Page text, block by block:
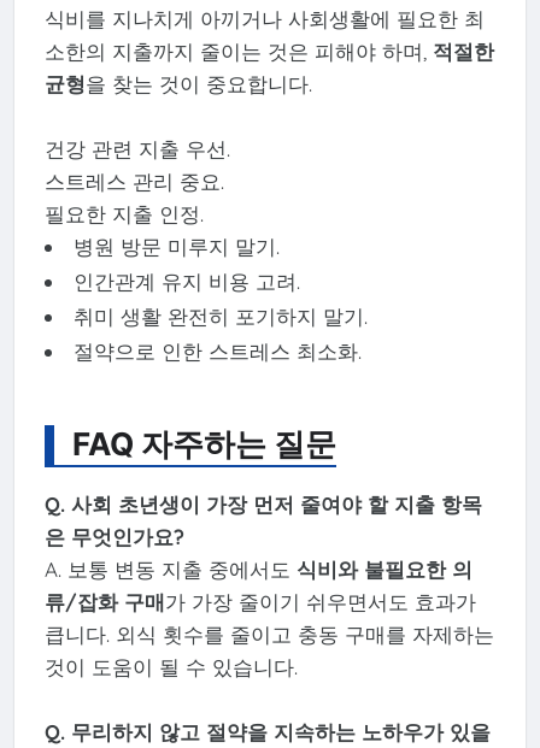
식비를 지나치게 아끼거나 사회생활에 필요한 최
소한의 지출까지 줄이는 것은 피해야 하며, 적절한
균형을 찾는 것이 중요합니다.
건강 관련 지출 우선.
스트레스 관리 중요.
필요한 지출 인정.
병원 방문 미루지 말기.
인간관계 유지 비용 고려.
취미 생활 완전히 포기하지 말기.
절약으로 인한 스트레스 최소화.
FAQ 자주하는 질문
Q. 사회 초년생이 가장 먼저 줄여야 할 지출 항목
은 무엇인가요?
A. 보통 변동 지출 중에서도 식비와 불필요한 의
류/잡화 구매가 가장 줄이기 쉬우면서도 효과가
큽니다. 외식 횟수를 줄이고 충동 구매를 자제하는
것이 도움이 될 수 있습니다.
Q. 무리하지 않고 절약을 지속하는 노하우가 있을